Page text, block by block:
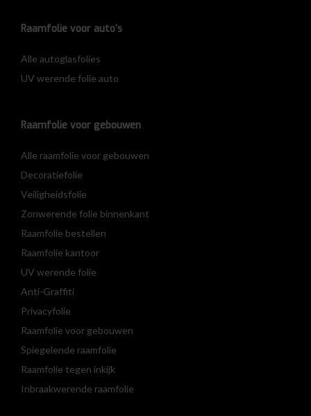
Raamfolie voor auto’s
Alle autoglasfolies
UV werende folie auto
Raamfolie voor gebouwen
Alle raamfolie voor gebouwen
Decoratiefolie
Veiligheidsfolie
Zonwerende folie binnenkant
Raamfolie bestellen
Raamfolie kantoor
UV werende folie
Anti-Graffiti
Privacyfolie
Raamfolie voor gebouwen
Spiegelende raamfolie
Raamfolie tegen inkijk
Inbraakwerende raamfolie